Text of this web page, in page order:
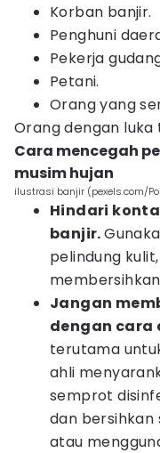
Korban banjir.
Penghuni
Pekerja
Petani.
Orang yang
Orang dengan
Cara mencegah
musim hujan
ilustrasi banjir (pexels.com/
Hindari
banjir.
pelindung
Jangan
dengan cara
terutama
ahli
semprot
dan bersihkan
atau